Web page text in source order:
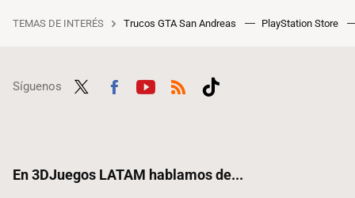
TEMAS DE INTERÉS Trucos GTA San Andreas PlayStation Store
Síguenos
En 3DJuegos LATAM hablamos de...